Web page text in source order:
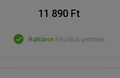
11 890 Ft
Raktáron Elküldjük pénteken